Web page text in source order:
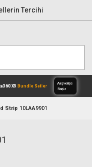
Tercihi
Strip 10LAA9901